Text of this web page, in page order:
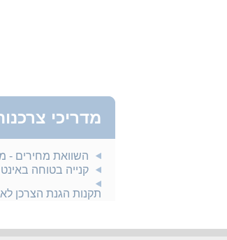
מדריכי
השוואת מחירים -
קנייה בטוחה
תקנות הגנת הצרכן